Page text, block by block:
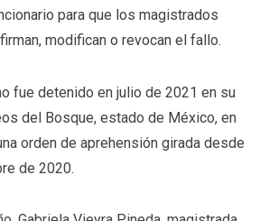
para que los magistrados
modifican o revocan el fallo.
fue detenido en julio de 2021 en su
del Bosque, estado de México, en
orden de aprehensión girada desde
de 2020.